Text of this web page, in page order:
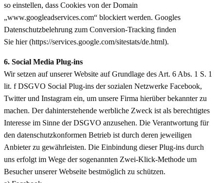
so einstellen, dass Cookies von der Domain
„www.googleadservices.com“ blockiert werden. Googles
Datenschutzbelehrung zum Conversion-Tracking finden
Sie hier (https://services.google.com/sitestats/de.html).
6. Social Media Plug-ins
Wir setzen auf unserer Website auf Grundlage des Art. 6 Abs. 1 S. 1
lit. f DSGVO Social Plug-ins der sozialen Netzwerke Facebook,
Twitter und Instagram ein, um unsere Firma hierüber bekannter zu
machen. Der dahinterstehende werbliche Zweck ist als berechtigtes
Interesse im Sinne der DSGVO anzusehen. Die Verantwortung für
den datenschutzkonformen Betrieb ist durch deren jeweiligen
Anbieter zu gewährleisten. Die Einbindung dieser Plug-ins durch
uns erfolgt im Wege der sogenannten Zwei-Klick-Methode um
Besucher unserer Webseite bestmöglich zu schützen.